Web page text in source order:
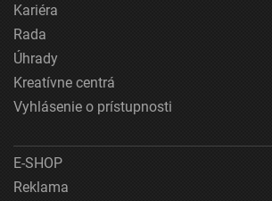
Kariéra
Rada
Úhrady
Kreatívne centrá
Vyhlásenie o prístupnosti
E-SHOP
Reklama